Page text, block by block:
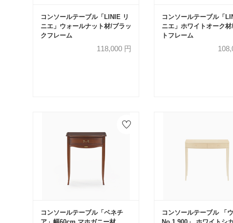
コンソールテーブル「LINIE リ
ニエ」ウォールナット材/ブラッ
クフレーム
118,000円
コンソールテーブル「
ニエ」ホワイトオーク材
トフレーム
コンソールテーブル「ベネチ
ア」幅60cm マホガニー材
コンソールテーブル 「
No.1 900」 ホワイトシ